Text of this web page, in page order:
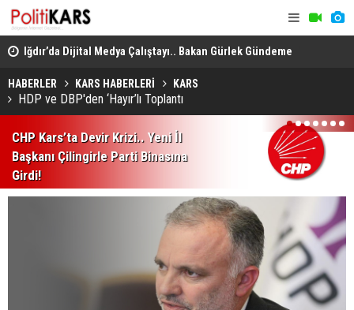
Iğdır’da Dijital Medya Çalıştayı.. Bakan Gürlek Gündeme
İlişkin Soruları Yanıtladı!
HABERLER KARS HABERLERİ KARS
HDP ve DBP'den ‘Hayır’lı Toplantı
CHP Kars’ta Devir Krizi.. Yeni İl
Başkanı Çilingirle Parti Binasına
Girdi!
1 2 3 4 5 6 7